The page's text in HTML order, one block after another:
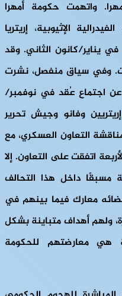
واتهمت حكومة أمهرا
الإثيوبية، إريتريا
يناير/كانون الثاني. وقد
وفي سياق منفصل، نشرت
عن اجتماع عُقد في نوفمبر/
وفانو وجيش تحرير
التعاون العسكري، مع
اتفقت على التعاون. إلا
مسبقًا داخل هذا التحالف
معارك فيما بينهم في
ولهم أهداف متباينة بشكل
هي معارضتهم للحكومة